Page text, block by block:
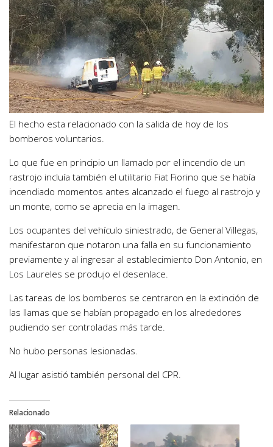
El hecho esta relacionado con la salida de hoy de los
bomberos voluntarios.
Lo que fue en principio un llamado por el incendio de un
rastrojo incluía también el utilitario Fiat Fiorino que se había
incendiado momentos antes alcanzado el fuego al rastrojo y
un monte, como se aprecia en la imagen.
Los ocupantes del vehículo siniestrado, de General Villegas,
manifestaron que notaron una falla en su funcionamiento
previamente y al ingresar al establecimiento Don Antonio, en
Los Laureles se produjo el desenlace.
Las tareas de los bomberos se centraron en la extinción de
las llamas que se habían propagado en los alrededores
pudiendo ser controladas más tarde.
No hubo personas lesionadas.
Al lugar asistió también personal del CPR.
Relacionado